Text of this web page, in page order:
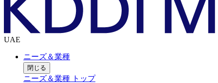
UAE
ニーズ＆業種
閉じる
ニーズ＆業種 トップ